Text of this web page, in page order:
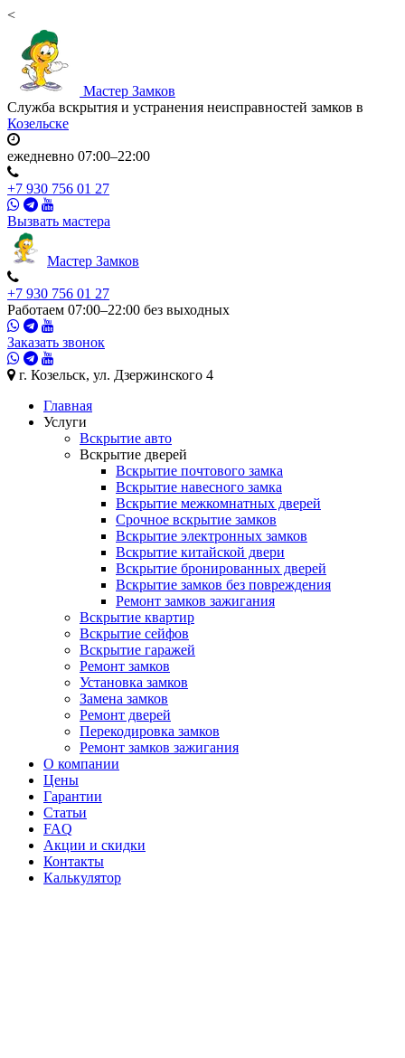
<
Мастер Замков
Служба вскрытия и устранения неисправностей замков в
Козельске
ежедневно 07:00–22:00
+7 930 756 01 27
Вызвать мастера
Мастер Замков
+7 930 756 01 27
Работаем 07:00–22:00 без выходных
Заказать звонок
г. Козельск, ул. Дзержинского 4
Главная
Услуги
Вскрытие авто
Вскрытие дверей
Вскрытие почтового замка
Вскрытие навесного замка
Вскрытие межкомнатных дверей
Срочное вскрытие замков
Вскрытие электронных замков
Вскрытие китайской двери
Вскрытие бронированных дверей
Вскрытие замков без повреждения
Ремонт замков зажигания
Вскрытие квартир
Вскрытие сейфов
Вскрытие гаражей
Ремонт замков
Установка замков
Замена замков
Ремонт дверей
Перекодировка замков
Ремонт замков зажигания
О компании
Цены
Гарантии
Статьи
FAQ
Акции и скидки
Контакты
Калькулятор